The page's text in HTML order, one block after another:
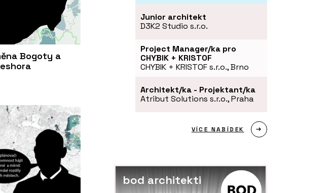
Bogoty a
Junior architekt
D3K2 Studio s.r.o.
Project Manager/ka pro
CHYBIK + KRISTOF
CHYBIK + KRISTOF s.r.o., Brno
Architekt/ka - Projektant/ka
Atribut Solutions s.r.o., Praha
VÍCE NABÍDEK
bod architekti